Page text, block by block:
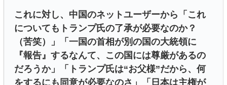
これに対し、中国のネットユーザーから「これ
についてもトランプ氏の了承が必要なのか？
（苦笑）」「一国の首相が別の国の大統領に
『報告』するなんて、この国には尊厳があるの
だろうか」「トランプ氏は“お父様”だから、何
をするにも同意が必要なのさ」「日本は主権が